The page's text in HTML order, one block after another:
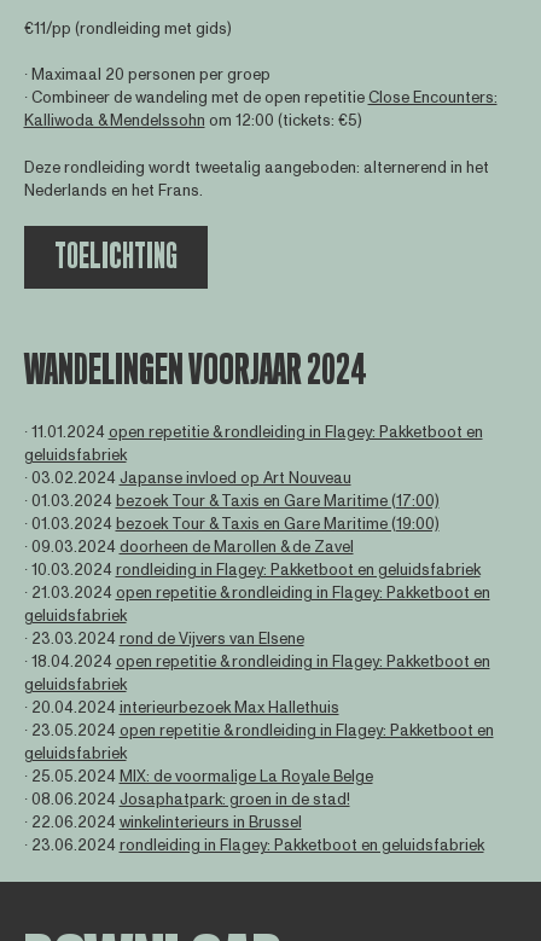
TOELICHTING
€11/pp (rondleiding met gids)
∙ Maximaal 20 personen per groep
∙ Combineer de wandeling met de open repetitieClose Encounters:
Kalliwoda & Mendelssohn om 12:00 (tickets: €5)
Deze rondleiding wordt tweetalig aangeboden: alternerend in het
Nederlands en het Frans.
WANDELINGEN VOORJAAR 2024
∙ 11.01.2024open repetitie & rondleiding in Flagey: Pakketboot en
geluidsfabriek
∙ 03.02.2024Japanse invloed op Art Nouveau
∙ 01.03.2024bezoek Tour & Taxis en Gare Maritime (17:00)
∙ 01.03.2024bezoek Tour & Taxis en Gare Maritime (19:00)
∙ 09.03.2024doorheen de Marollen & de Zavel
∙ 10.03.2024rondleiding in Flagey: Pakketboot en geluidsfabriek
∙ 21.03.2024open repetitie & rondleiding in Flagey: Pakketboot en
geluidsfabriek
∙ 23.03.2024rond de Vijvers van Elsene
∙ 18.04.2024open repetitie & rondleiding in Flagey: Pakketboot en
geluidsfabriek
∙ 20.04.2024interieurbezoek Max Hallethuis
∙ 23.05.2024open repetitie & rondleiding in Flagey: Pakketboot en
geluidsfabriek
∙ 25.05.2024MIX: de voormalige La Royale Belge
∙ 08.06.2024Josaphatpark: groen in de stad!
∙ 22.06.2024winkelinterieurs in Brussel
∙ 23.06.2024rondleiding in Flagey: Pakketboot en geluidsfabriek